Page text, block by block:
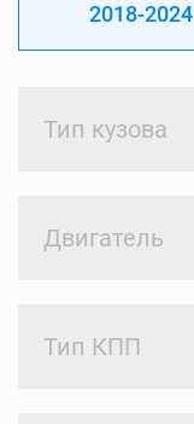
2018-2024
Тип кузова
Двигатель
Тип КПП